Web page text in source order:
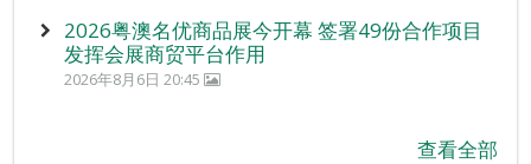
2026粤澳名优商品展今开幕 签署49份合作项目
发挥会展商贸平台作用
2026年8月6日 20:45
查看全部